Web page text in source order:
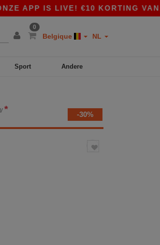
IS LIVE! €10 KORTING VANAF
0
Belgique NL
Sport Andere
* -30%